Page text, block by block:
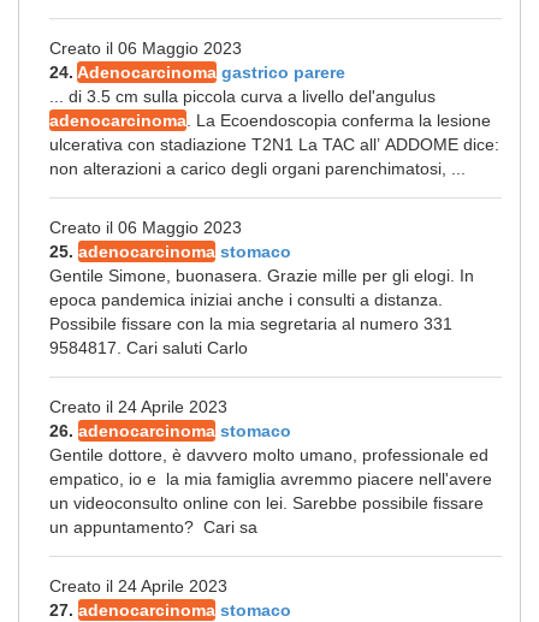
Creato il 06 Maggio 2023
24. Adenocarcinoma gastrico parere
... di 3.5 cm sulla piccola curva a livello del'angulus
adenocarcinoma . La Ecoendoscopia conferma la lesione
ulcerativa con stadiazione T2N1 La TAC all’ ADDOME dice:
non alterazioni a carico degli organi parenchimatosi, ...
Creato il 06 Maggio 2023
25. adenocarcinoma stomaco
Gentile Simone, buonasera. Grazie mille per gli elogi. In
epoca pandemica iniziai anche i consulti a distanza.
Possibile fissare con la mia segretaria al numero 331
9584817. Cari saluti Carlo
Creato il 24 Aprile 2023
26. adenocarcinoma stomaco
Gentile dottore, è davvero molto umano, professionale ed
empatico, io e la mia famiglia avremmo piacere nell'avere
un videoconsulto online con lei. Sarebbe possibile fissare
un appuntamento? Cari sa
Creato il 24 Aprile 2023
27. adenocarcinoma stomaco